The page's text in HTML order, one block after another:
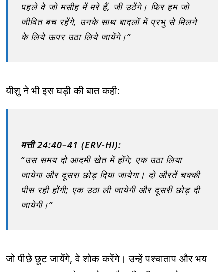
पहले वे जो मसीह में मरे हैं, जी उठेंगे। फिर हम जो
जीवित बच रहेंगे, उनके साथ बादलों में प्रभु से मिलने
के लिये ऊपर उठा लिये जायेंगे।”
यीशु ने भी इस घड़ी की बात कही:
मत्ती 24:40–41 (ERV-HI):
“उस समय दो आदमी खेत में होंगे; एक उठा लिया
जायेगा और दूसरा छोड़ दिया जायेगा। दो औरतें चक्की
पीस रही होंगी; एक उठा ली जायेगी और दूसरी छोड़ दी
जायेगी।”
जो पीछे छूट जायेंगे, वे शोक करेंगे। उन्हें पश्चाताप और भय